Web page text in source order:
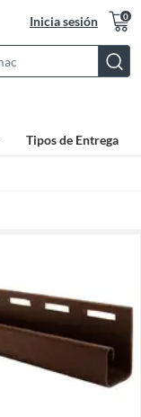
Inicia sesión 0
Bar
Tipos de Entrega